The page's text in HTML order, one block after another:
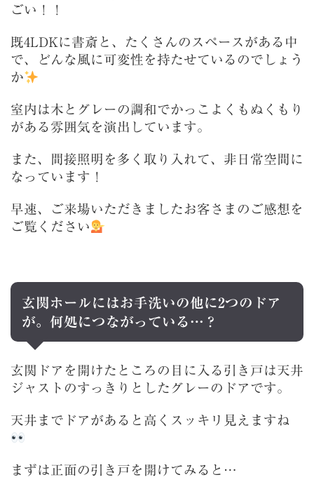
ごい！！
既4LDKに書斎と、たくさんのスペースがある中
で、どんな風に可変性を持たせているのでしょう
か
室内は木とグレーの調和でかっこよくもぬくもり
がある雰囲気を演出しています。
また、間接照明を多く取り入れて、非日常空間に
なっています！
早速、ご来場いただきましたお客さまのご感想を
ご覧ください
玄関ホールにはお手洗いの他に2つのドア
が。何処につながっている…？
玄関ドアを開けたところの目に入る引き戸は天井
ジャストのすっきりとしたグレーのドアです。
天井までドアがあると高くスッキリ見えますね
まずは正面の引き戸を開けてみると…